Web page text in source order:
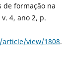
de formação na
4, ano 2, p.
view/1808.